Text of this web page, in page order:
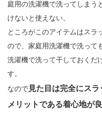
庭用の洗濯機で洗ってしまう
けないと使えない。
ところがこのアイテムはスラ
ので、家庭用洗濯機で洗って
洗濯機で洗って干しておくだ
す。
なので見た目は完全にス
メリットである着心地が